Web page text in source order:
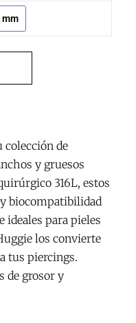
mm
colección de
y gruesos
316L, estos
biocompatibilidad
ideales para pieles
los convierte
tus piercings.
de grosor y